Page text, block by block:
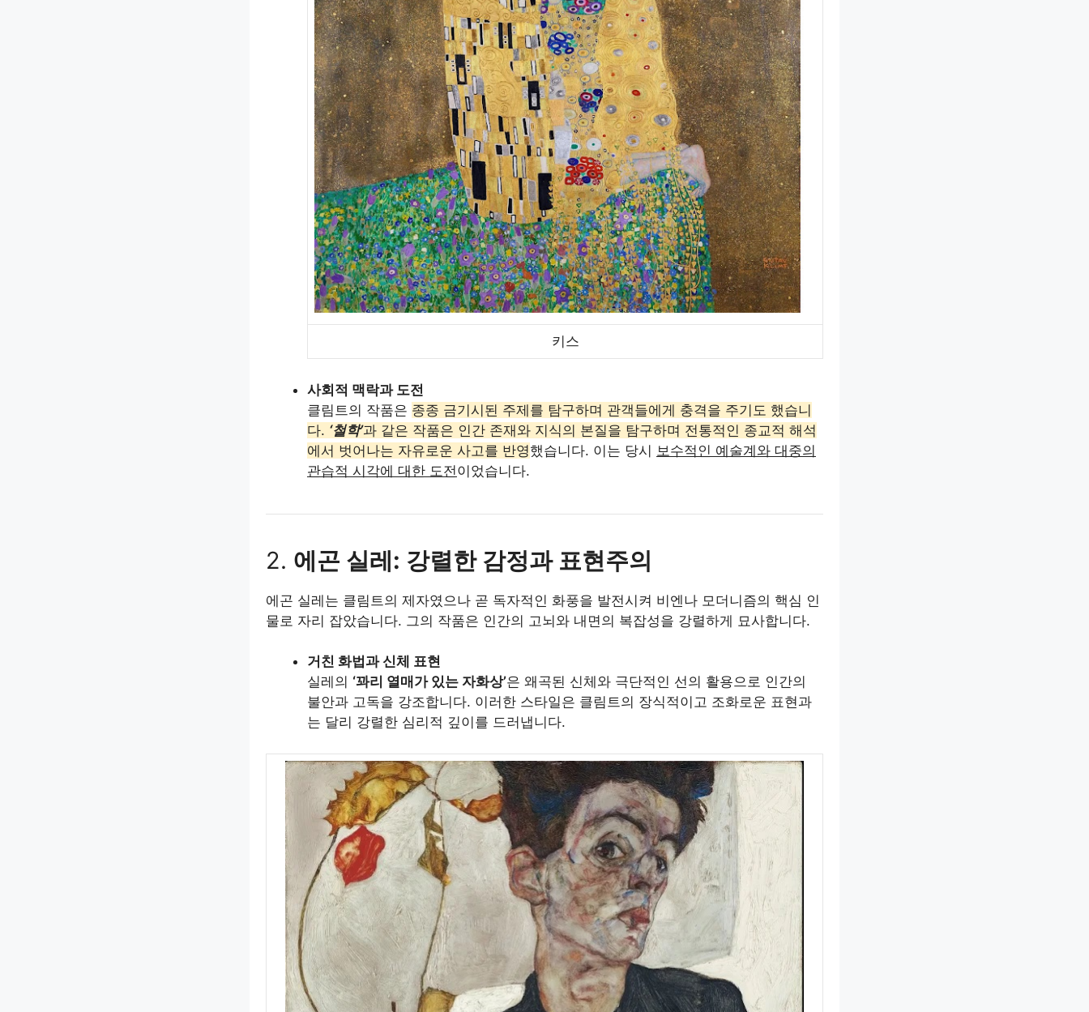
키스
사회적 맥락과 도전
클림트의 작품은 종종 금기시된 주제를 탐구하며 관객들에게 충격을 주기도 했습니
다. ‘철학’과 같은 작품은 인간 존재와 지식의 본질을 탐구하며 전통적인 종교적 해석
에서 벗어나는 자유로운 사고를 반영했습니다. 이는 당시 보수적인 예술계와 대중의
관습적 시각에 대한 도전이었습니다.
2. 에곤 실레: 강렬한 감정과 표현주의
에곤 실레는 클림트의 제자였으나 곧 독자적인 화풍을 발전시켜 비엔나 모더니즘의 핵심 인
물로 자리 잡았습니다. 그의 작품은 인간의 고뇌와 내면의 복잡성을 강렬하게 묘사합니다.
거친 화법과 신체 표현
실레의 ‘꽈리 열매가 있는 자화상’은 왜곡된 신체와 극단적인 선의 활용으로 인간의
불안과 고독을 강조합니다. 이러한 스타일은 클림트의 장식적이고 조화로운 표현과
는 달리 강렬한 심리적 깊이를 드러냅니다.